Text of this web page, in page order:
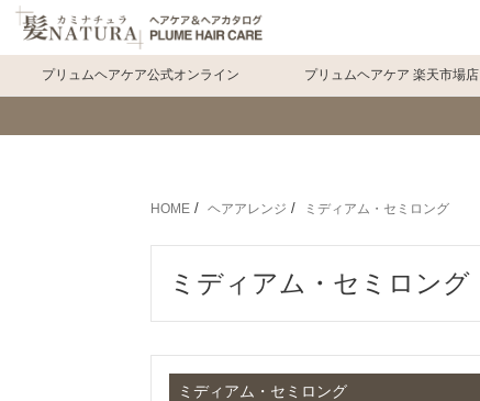
プリュムヘアケア公式オンライン プリュムヘアケア 楽天市場店
HOME ヘアアレンジ ミディアム・セミロング
ミディアム・セミロング
ミディアム・セミロング